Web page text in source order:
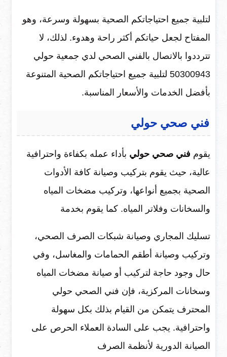
لتلبية جميع احتياجاتكم الصحية بسهولة وسرعة، وهو
المفتاح لجعل حياتكم أكثر راحة وهدوء. لذلك، لا
تترددوا بالاتصال بالفني الصحي لدي جمعية حولي
50300943 لتلبية جميع احتياجاتكم الصحية المتنوعة
بأفضل الخدمات والأسعار المناسبة.
فني صحي حولي
يقوم فني صحي حولي بأداء عمله بكفاءة واحترافية
عالية، حيث يقوم بتركيب وصيانة كافة الأدوات
الصحية بجميع أنواعها، وتركيب مضخات المياه
والسخانات وفلاتر المياه. كما يقوم بخدمة
تسليك المجاري وصيانة شبكات الصرف الصحي،
وتركيب وصيانة أطقم الحمامات والمغاسل، وفي
حال وجود حاجة لتركيب أو صيانة مضخات المياه
وسخانات المركزية، فإن فني الصحي حولي
المحترف يتمكن من القيام بذلك بكل سهولة
واحترافية. يجب على السادة العملاء الحرص على
الصيانة الدورية لأنظمة الصرف